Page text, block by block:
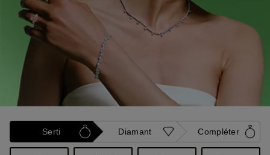
Serti Diamant Compléter